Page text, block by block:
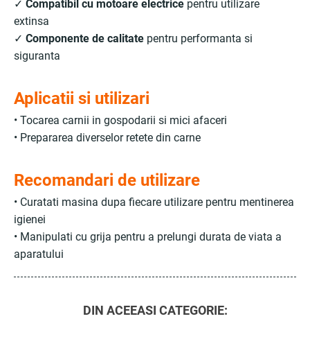
✓ Compatibil cu motoare electrice pentru utilizare
extinsa
✓ Componente de calitate pentru performanta si
siguranta
Aplicatii si utilizari
• Tocarea carnii in gospodarii si mici afaceri
• Prepararea diverselor retete din carne
Recomandari de utilizare
• Curatati masina dupa fiecare utilizare pentru mentinerea
igienei
• Manipulati cu grija pentru a prelungi durata de viata a
aparatului
DIN ACEEASI CATEGORIE: